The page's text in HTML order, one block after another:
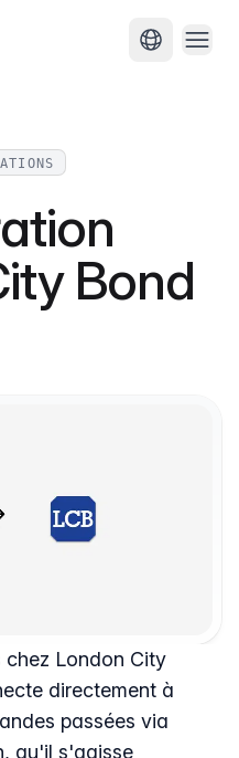
Changer
Bond
London City
directement à
passées via
qu'il s'agisse